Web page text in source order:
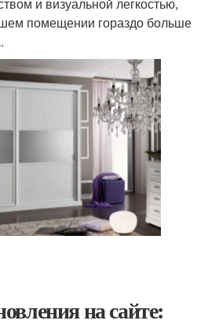
и визуальной легкостью,
помещении гораздо больше
на сайте: